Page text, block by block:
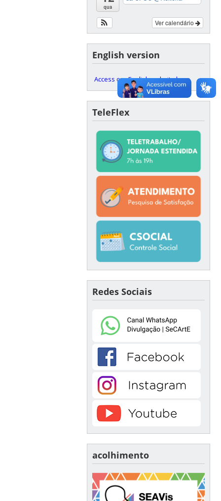
qua
Ver calendário
English version
Access our English website here
TeleFlex
Redes Sociais
acolhimento